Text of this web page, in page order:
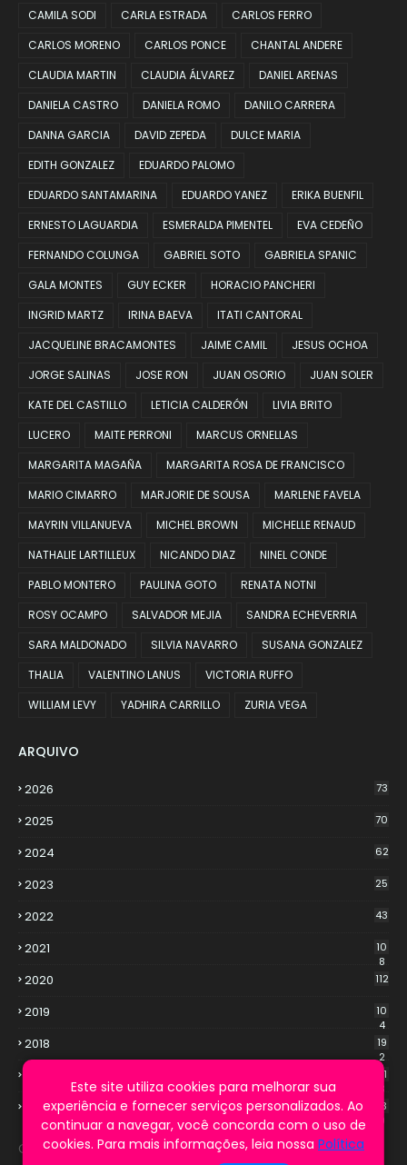
CAMILA SODI
CARLA ESTRADA
CARLOS FERRO
CARLOS MORENO
CARLOS PONCE
CHANTAL ANDERE
CLAUDIA MARTIN
CLAUDIA ÁLVAREZ
DANIEL ARENAS
DANIELA CASTRO
DANIELA ROMO
DANILO CARRERA
DANNA GARCIA
DAVID ZEPEDA
DULCE MARIA
EDITH GONZALEZ
EDUARDO PALOMO
EDUARDO SANTAMARINA
EDUARDO YANEZ
ERIKA BUENFIL
ERNESTO LAGUARDIA
ESMERALDA PIMENTEL
EVA CEDEÑO
FERNANDO COLUNGA
GABRIEL SOTO
GABRIELA SPANIC
GALA MONTES
GUY ECKER
HORACIO PANCHERI
INGRID MARTZ
IRINA BAEVA
ITATI CANTORAL
JACQUELINE BRACAMONTES
JAIME CAMIL
JESUS OCHOA
JORGE SALINAS
JOSE RON JUAN OSORIO
JUAN SOLER
KATE DEL CASTILLO
LETICIA CALDERÓN
LIVIA BRITO
LUCERO
MAITE PERRONI
MARCUS ORNELLAS
MARGARITA MAGAÑA
MARGARITA ROSA DE FRANCISCO
MARIO CIMARRO
MARJORIE DE SOUSA
MARLENE FAVELA
MAYRIN VILLANUEVA
MICHEL BROWN
MICHELLE RENAUD
NATHALIE LARTILLEUX
NICANDO DIAZ
NINEL CONDE
PABLO MONTERO
PAULINA GOTO
RENATA NOTNI
ROSY OCAMPO
SALVADOR MEJIA
SANDRA ECHEVERRIA
SARA MALDONADO
SILVIA NAVARRO
SUSANA GONZALEZ
THALIA
VALENTINO LANUS
VICTORIA RUFFO
WILLIAM LEVY
YADHIRA CARRILLO ZURIA VEGA
ARQUIVO
2026 73
2025 70
2024 62
2023 25
2022 43
2021
10
8
2020 112
2019
10
4
2018
19
2
21
3
2016
13
9
Cookie Notice
Este site utiliza cookies para melhorar sua
experiência e fornecer serviços personalizados. Ao
continuar a navegar, você concorda com o uso de
cookies. Para mais informações, leia nossa Política